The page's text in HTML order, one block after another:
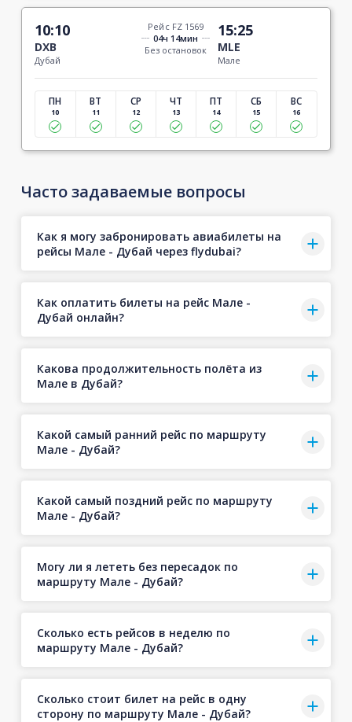
10:10
DXB
Дубай
Рейс FZ 1569
04ч 14мин
Без остановок
15:25
MLE
Мале
ПН
10
ВТ
11
СР
12
ЧТ
13
ПТ
14
СБ
15
ВС
16
Часто задаваемые вопросы
Как я могу забронировать авиабилеты на
рейсы Мале - Дубай через flydubai?
Как оплатить билеты на рейс Мале -
Дубай онлайн?
Какова продолжительность полёта из
Мале в Дубай?
Какой самый ранний рейс по маршруту
Мале - Дубай?
Какой самый поздний рейс по маршруту
Мале - Дубай?
Могу ли я лететь без пересадок по
маршруту Мале - Дубай?
Сколько есть рейсов в неделю по
маршруту Мале - Дубай?
Сколько стоит билет на рейс в одну
сторону по маршруту Мале - Дубай?